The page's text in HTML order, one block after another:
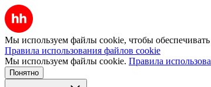
Мы используем файлы cookie, чтобы
Правила использования файлов cookie
Мы используем файлы cookie. Правила
Понятно